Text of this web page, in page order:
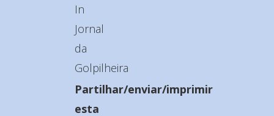
In
Jornal
da
Golpilheira
Partilhar/enviar/imprimir
esta